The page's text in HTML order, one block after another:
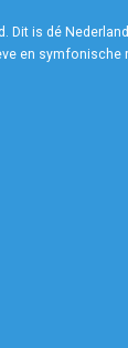
Dit is dé
en symfonische